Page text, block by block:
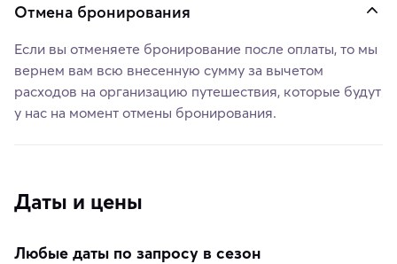
Отмена бронирования
Если вы отменяете бронирование после оплаты, то мы
вернем вам всю внесенную сумму за вычетом
расходов на организацию путешествия, которые будут
у нас на момент отмены бронирования.
Даты и цены
Любые даты по запросу в сезон